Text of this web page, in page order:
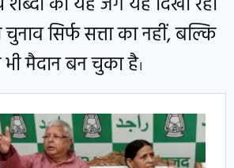
सिर्फ सत्ता का नहीं, बल्कि
मैदान बन चुका है।